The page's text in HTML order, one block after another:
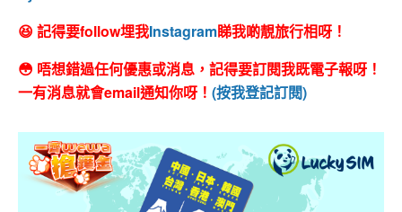
😆 記得要follow埋我Instagram睇我啲靚旅行相呀！
😳 唔想錯過任何優惠或消息，記得要訂閱我既電子報呀！
一有消息就會email通知你呀！ (按我登記訂閱)